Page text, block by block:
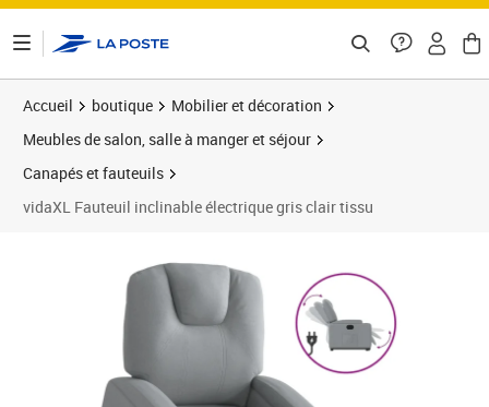
Accueil boutique
Mobilier et décoration
Meubles de salon, salle à manger et séjour
Canapés et fauteuils
vidaXL Fauteuil inclinable électrique gris clair tissu